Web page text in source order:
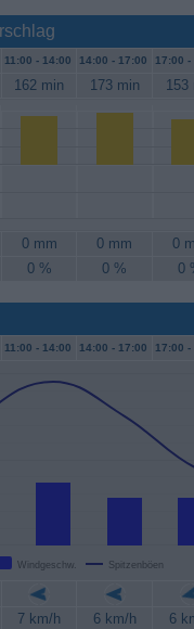
11:00 - 14:00 14:00 - 17:00 17:00 -
162 min 173 min 153
0 mm 0 mm
0
0 % 0 % 0
11:00 - 14:00 14:00 - 17:00 17:00 -
Windgeschw. Spitzenböen
7 km/h 6 km/h
6